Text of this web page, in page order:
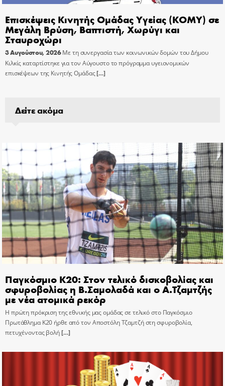
Επισκέψεις Κινητής Ομάδας Υγείας (ΚΟΜΥ) σε
Μεγάλη Βρύση, Βαπτιστή, Χωρύγι και
Σταυροχώρι
3 Αυγούστου, 2026 Με τη συνεργασία των κοινωνικών δομών του Δήμου
Κιλκίς καταρτίστηκε για τον Αύγουστο το πρόγραμμα υγειονομικών
επισκέψεων της Κινητής Ομάδας[…]
Δείτε ακόμα
Παγκόσμιο Κ20: Στον τελικό δισκοβολίας και
σφυροβολίας η Β.Σαμολαδά και ο Α.Τζαμτζής
με νέα ατομικά ρεκόρ
Η πρώτη πρόκριση της εθνικής μας ομάδας σε τελικό στο Παγκόσμιο
Πρωτάθλημα Κ20 ήρθε από τον Αποστόλη Τζαμτζή στη σφυροβολία,
πετυχένοντας βολή[…]